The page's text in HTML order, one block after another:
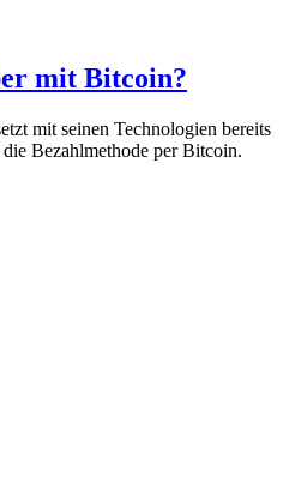
mit Bitcoin?
mit seinen Technologien bereits
Bezahlmethode per Bitcoin.